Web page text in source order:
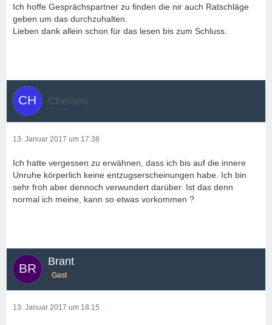
Ich hoffe Gesprächspartner zu finden die nir auch Ratschläge
geben um das durchzuhalten.
Lieben dank allein schon für das lesen bis zum Schluss.
Chelsea
13. Januar 2017 um 17:38
Ich hatte vergessen zu erwähnen, dass ich bis auf die innere
Unruhe körperlich keine entzugserscheinungen habe. Ich bin
sehr froh aber dennoch verwundert darüber. Ist das denn
normal ich meine, kann so etwas vorkommen ?
Brant
Gast
13. Januar 2017 um 18:15